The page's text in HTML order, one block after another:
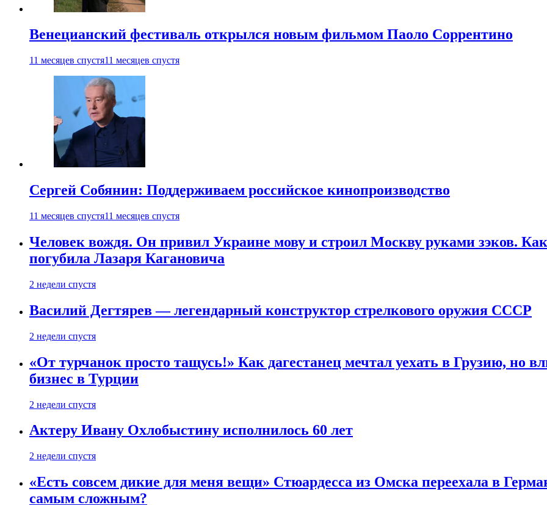
Венецианский фестиваль открылся новым фильмом Паоло Соррентино
11 месяцев спустя11 месяцев спустя
Сергей Собянин: Поддерживаем российское кинопроизводство
11 месяцев спустя11 месяцев спустя
Человек вождя. Он привил Украине мову и строил Москву руками зэков.
погубила Лазаря Кагановича
2 недели спустя
Василий Дегтярев — легендарный конструктор стрелкового оружия СССР
2 недели спустя
«От турчанок просто тащусь!» Как дагестанец мечтал уехать в Грузию, но
бизнес в Турции
2 недели спустя
Актеру Ивану Охлобыстину исполнилось 60 лет
2 недели спустя
«Есть совсем дикие для меня вещи» Стюардесса из Омска переехала в
самым сложным?